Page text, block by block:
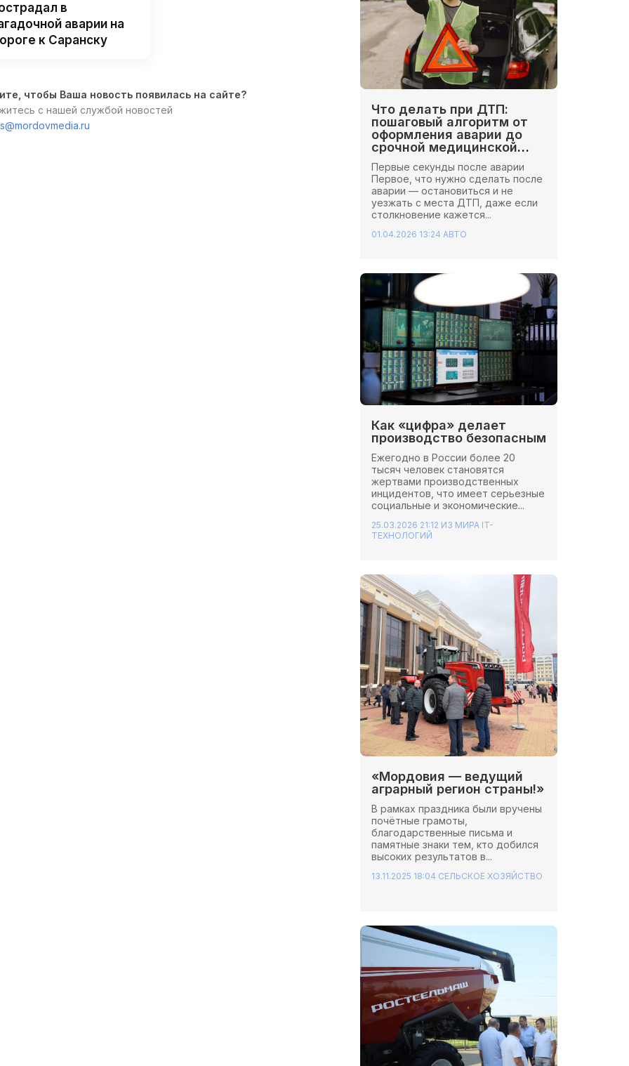
в
аварии на
к Саранску
чтобы Ваша новость появилась на сайте?
с нашей службой новостей
Что делать при ДТП:
пошаговый алгоритм от
оформления аварии до
срочной медицинской
помощи
Первые секунды после аварии
Первое, что нужно сделать после
аварии — остановиться и не
уезжать с места ДТП, даже если
столкновение кажется...
01.04.2026 13:24 АВТО
Как «цифра» делает
производство безопасным
Ежегодно в России более 20
тысяч человек становятся
жертвами производственных
инцидентов, что имеет серьезные
социальные и экономические...
25.03.2026 21:12 ИЗ МИРА IT-
ТЕХНОЛОГИЙ
«Мордовия — ведущий
аграрный регион страны!»
В рамках праздника были вручены
почётные грамоты,
благодарственные письма и
памятные знаки тем, кто добился
высоких результатов в...
13.11.2025 18:04 СЕЛЬСКОЕ ХОЗЯЙСТВО